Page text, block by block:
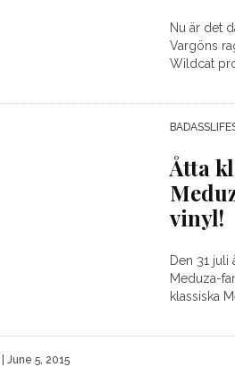
Nu är det
Vargöns
Wildcat
Åtta
vinyl!
Den 31
Meduza-
klassiska
| June 5, 2015